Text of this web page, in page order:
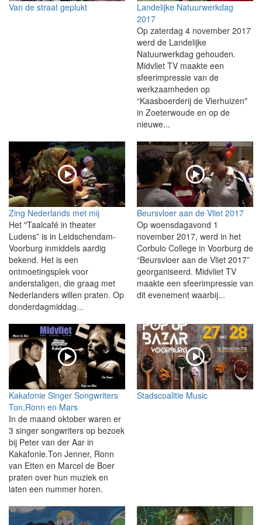
Van de straat geplukt
Landelijke Natuurwerkdag
2017
Op zaterdag 4 november 2017
werd de Landelijke
Natuurwerkdag gehouden.
Midvliet TV maakte een
sfeerimpressie van de
werkzaamheden op
“Kaasboerderij de Vierhuizen"
in Zoeterwoude en op de
nieuwe...
Zing Nederlands met mij
Het "Taalcafé in theater
Ludens” is in Leidschendam-
Voorburg inmiddels aardig
bekend. Het is een
ontmoetingsplek voor
anderstaligen, die graag met
Nederlanders willen praten. Op
donderdagmiddag...
Beursvloer aan de Vliet 2017
Op woensdagavond 1
november 2017, werd in het
Corbulo College in Voorburg de
“Beursvloer aan de Vliet 2017”
georganiseerd. Midvliet TV
maakte een sfeerimpressie van
dit evenement waarbij...
Kakafonie Singer Songwriters
Ton,Ronn en Mars
In de maand oktober waren er
3 singer songwriters op bezoek
bij Peter van der Aar in
Kakafonie.Ton Jenner, Ronn
van Etten en Marcel de Boer
praten over hun muziek en
laten een nummer horen.
Stadscoalitie Music